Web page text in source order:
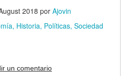
2018 por Ajovin
Historia Políticas Sociedad
un comentario